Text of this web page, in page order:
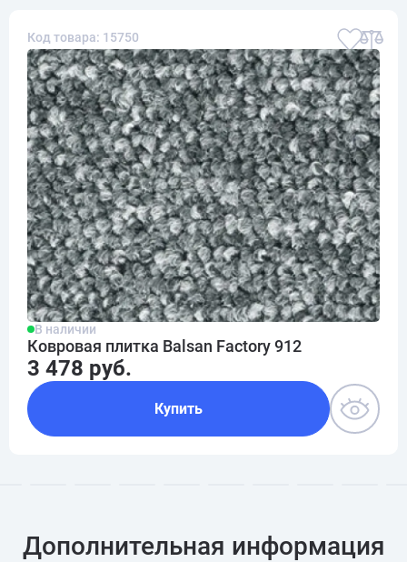
Код товара: 15750
В наличии
Ковровая плитка Balsan Factory 912
3 478 руб.
Купить
Дополнительная информация